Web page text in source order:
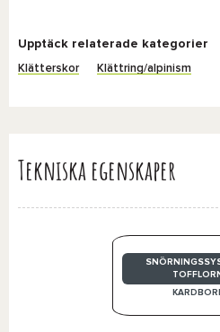
Upptäck relaterade kategorier
Klätterskor Klättring/alpinism
Tekniska egenskaper